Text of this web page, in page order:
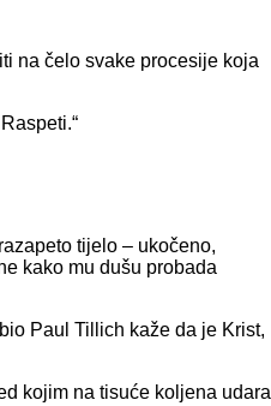
na čelo svake procesije koja
tijelo – ukočeno,
kako mu dušu probada
Paul Tillich kaže da je Krist,
kojim na tisuće koljena udara